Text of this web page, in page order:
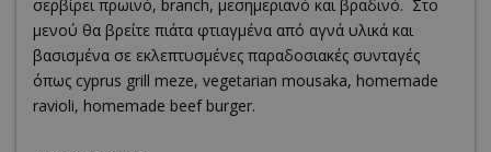
σερβίρει πρωινό, branch, μεσημεριανό και βραδινό. Στο
μενού θα βρείτε πιάτα φτιαγμένα από αγνά υλικά και
βασισμένα σε εκλεπτυσμένες παραδοσιακές συνταγές
όπως cyprus grill meze, vegetarian mousaka, homemade
ravioli, homemade beef burger.